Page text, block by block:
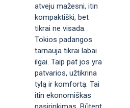
atveju mažesni, itin
kompaktiški, bet
tikrai ne visada.
Tokios padangos
tarnauja tikrai labai
ilgai. Taip pat jos yra
patvarios, užtikrina
tylą ir komfortą. Tai
itin ekonomiškas